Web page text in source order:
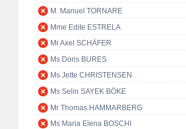
M. Manuel TORNARE
Mme Edite ESTRELA
Mr Axel SCHÄFER
Ms Doris BURES
Ms Jette CHRISTENSEN
Ms Selin SAYEK BÖKE
Mr Thomas HAMMARBERG
Ms Maria Elena BOSCHI